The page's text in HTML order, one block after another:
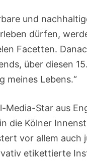
und
dürfen,
Facetten.
über diesen
meines Lebens.“
Media-Star aus
die Kölner
vor allem auch
etikettierte